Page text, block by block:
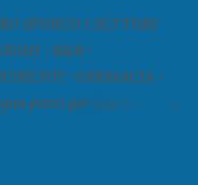
SPORCO I SETTORI
• B&B •
• FARMACIA •
porsi per capire e